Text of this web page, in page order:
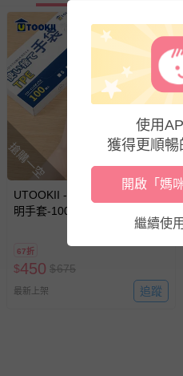
搶購一空
UTOOKII - TPE拋棄式萬用透
明手套-100入
67折
$450 $675
最新上架 追蹤
使用
獲得更順暢
開啟「媽
繼續使